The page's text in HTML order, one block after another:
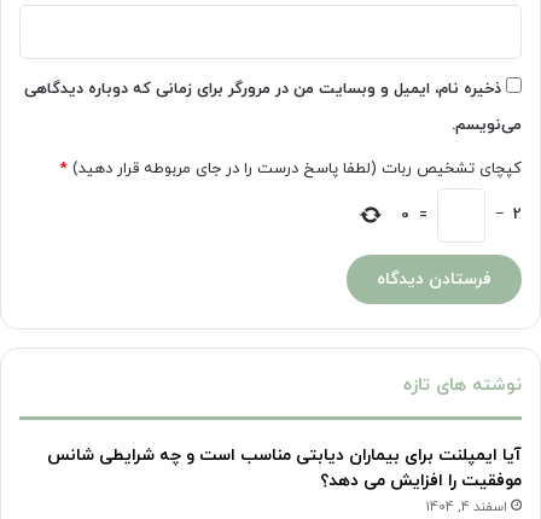
ذخیره نام، ایمیل و وبسایت من در مرورگر برای زمانی که دوباره دیدگاهی
می‌نویسم.
کپچای تشخیص ربات (لطفا پاسخ درست را در جای مربوطه قرار دهید) *
2
−
=
0
نوشته های تازه
آیا ایمپلنت برای بیماران دیابتی مناسب است و چه شرایطی شانس
موفقیت را افزایش می دهد؟
اسفند 4, 1404